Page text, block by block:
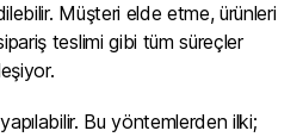
Müşteri elde etme, ürünleri
teslimi gibi tüm süreçler
Bu yöntemlerden ilki;